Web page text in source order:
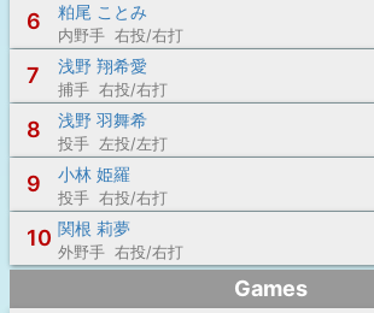
6 粕尾 ことみ
内野手 右投/右打
7 浅野 翔希愛
捕手 右投/右打
8 浅野 羽舞希
投手 左投/左打
9 小林 姫羅
投手 右投/右打
10 関根 莉夢
外野手 右投/右打
Games